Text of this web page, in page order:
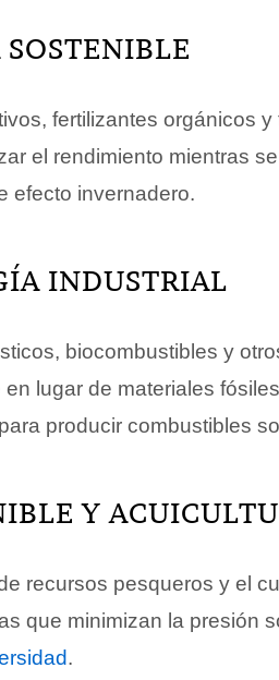
fertilizantes orgánicos y
el rendimiento mientras
efecto invernadero.
INDUSTRIAL
biocombustibles y
en lugar de materiales
producir combustibles
Y
recursos pesqueros y el
que minimizan la presión
.